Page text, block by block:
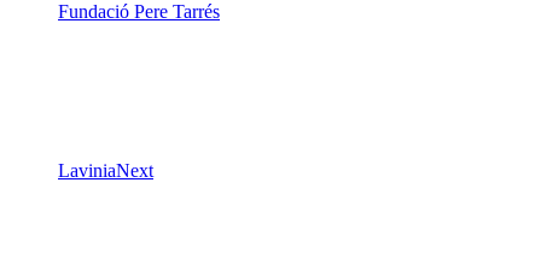
Fundació Pere Tarrés
LaviniaNext